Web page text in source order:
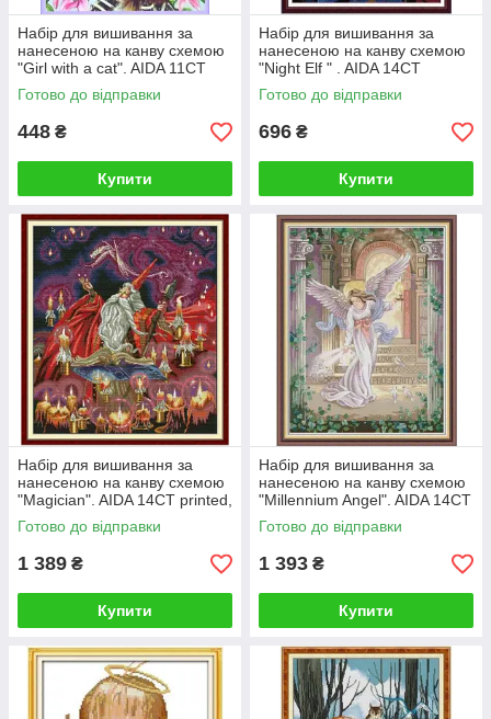
Набір для вишивання за
нанесеною на канву схемою
"Girl with a cat". AIDA 11CT
printed, 30*40 см
Готово до відправки
448 ₴
Купити
Набір для вишивання за
нанесеною на канву схемою
"Night Elf " . AIDA 14CT
printed, 30*40 см
Готово до відправки
696 ₴
Купити
Набір для вишивання за
нанесеною на канву схемою
"Magician". AIDA 14CT printed,
55*61 см
Готово до відправки
1 389 ₴
Купити
Набір для вишивання за
нанесеною на канву схемою
"Millennium Angel". AIDA 14CT
printed 48*61 см
Готово до відправки
1 393 ₴
Купити